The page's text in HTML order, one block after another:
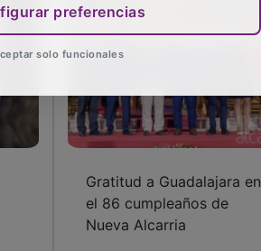
Gratitud a Guadalajara en
el 86 cumpleaños de
Nueva Alcarria
preferencias
solo funcionales